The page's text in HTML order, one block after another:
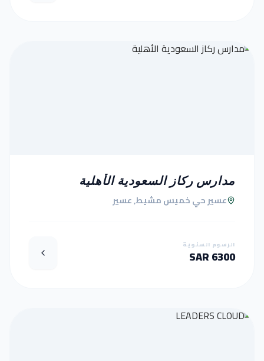
مدارس ركاز السعودية الأهلية
عسير حي خميس مشيط, عسير
الرسوم السنوية
6300 SAR